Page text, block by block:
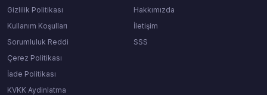
Gizlilik Politikası
Kullanım Koşulları
Sorumluluk Reddi
Çerez Politikası
İade Politikası
KVKK Aydinlatma
Hakkımızda
İletişim
SSS